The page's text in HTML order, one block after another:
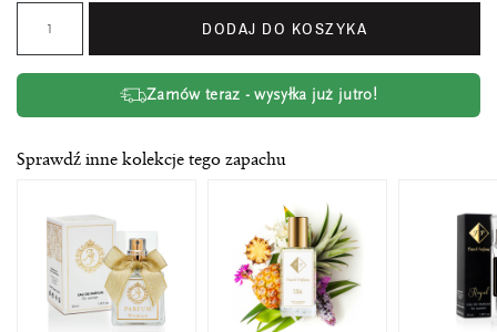
DODAJ DO KOSZYKA
Zamów teraz - wysyłka już jutro!
Sprawdź inne kolekcje tego zapachu